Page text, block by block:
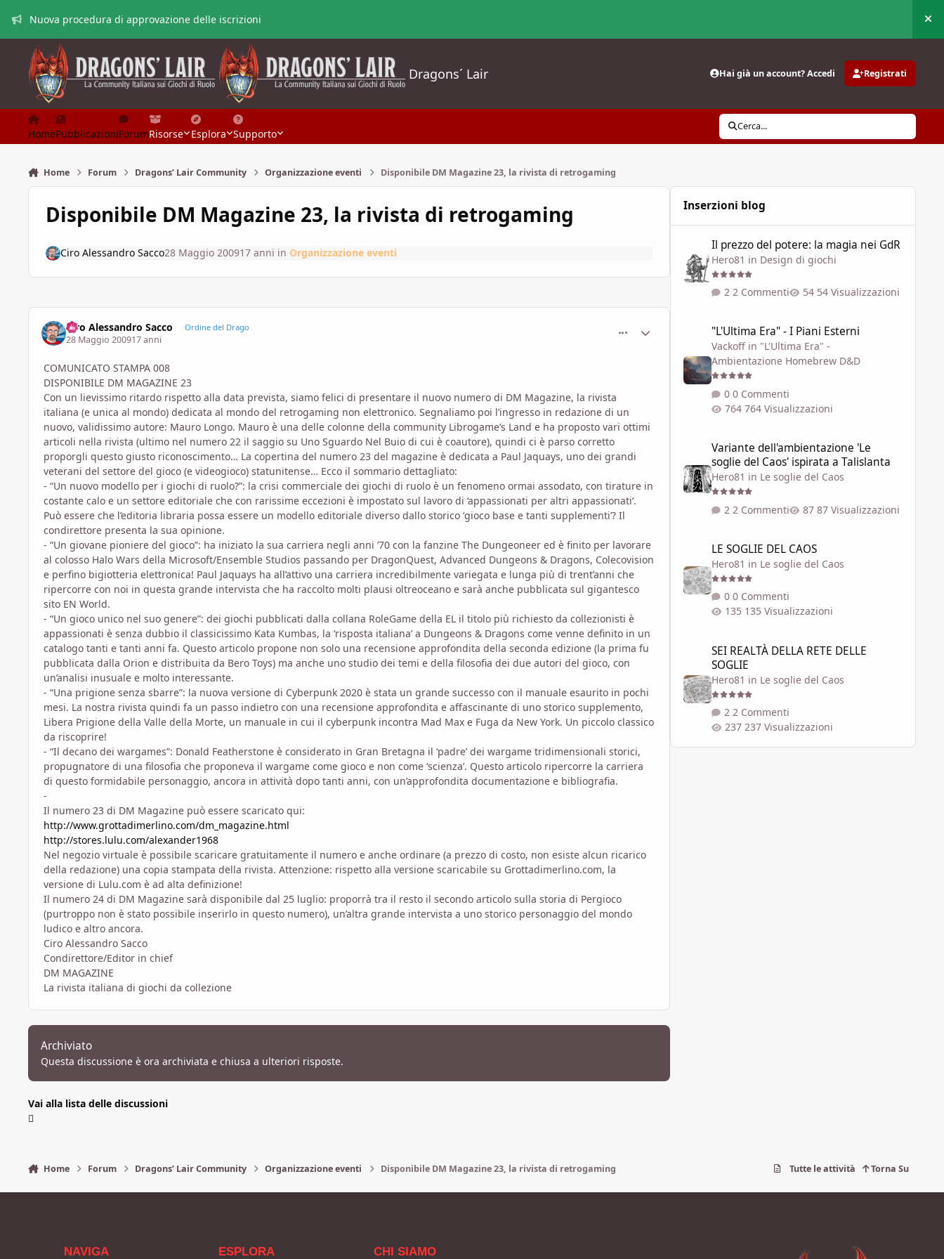
Nuova procedura di approvazione delle iscrizioni
Dragons´ Lair Hai già un account? Accedi Registrati
HomePubblicazioniForumRisorse Esplora Supporto
Cerca...
Home Forum Dragons’ Lair Community Organizzazione eventi Disponibile DM Magazine 23, la rivista di retrogaming
Disponibile DM Magazine 23, la rivista di retrogaming
Ciro Alessandro Sacco28 Maggio 200917 anni in Organizzazione eventi
Ciro Alessandro Sacco Ordine del Drago
28 Maggio 200917 anni
Statistiche Autore
COMUNICATO STAMPA 008
DISPONIBILE DM MAGAZINE 23
Con un lievissimo ritardo rispetto alla data prevista, siamo felici di presentare il nuovo numero di DM Magazine, la rivista
italiana (e unica al mondo) dedicata al mondo del retrogaming non elettronico. Segnaliamo poi l’ingresso in redazione di un
nuovo, validissimo autore: Mauro Longo. Mauro è una delle colonne della community Librogame’s Land e ha proposto vari ottimi
articoli nella rivista (ultimo nel numero 22 il saggio su Uno Sguardo Nel Buio di cui è coautore), quindi ci è parso corretto
proporgli questo giusto riconoscimento… La copertina del numero 23 del magazine è dedicata a Paul Jaquays, uno dei grandi
veterani del settore del gioco (e videogioco) statunitense… Ecco il sommario dettagliato:
- “Un nuovo modello per i giochi di ruolo?”: la crisi commerciale dei giochi di ruolo è un fenomeno ormai assodato, con tirature in
costante calo e un settore editoriale che con rarissime eccezioni è impostato sul lavoro di ‘appassionati per altri appassionati’.
Può essere che l’editoria libraria possa essere un modello editoriale diverso dallo storico ‘gioco base e tanti supplementi’? Il
condirettore presenta la sua opinione.
- “Un giovane pioniere del gioco”: ha iniziato la sua carriera negli anni ’70 con la fanzine The Dungeoneer ed è finito per lavorare
al colosso Halo Wars della Microsoft/Ensemble Studios passando per DragonQuest, Advanced Dungeons & Dragons, Colecovision
e perfino bigiotteria elettronica! Paul Jaquays ha all’attivo una carriera incredibilmente variegata e lunga più di trent’anni che
ripercorre con noi in questa grande intervista che ha raccolto molti plausi oltreoceano e sarà anche pubblicata sul gigantesco
sito EN World.
- “Un gioco unico nel suo genere”: dei giochi pubblicati dalla collana RoleGame della EL il titolo più richiesto da collezionisti è
appassionati è senza dubbio il classicissimo Kata Kumbas, la ‘risposta italiana’ a Dungeons & Dragons come venne definito in un
catalogo tanti e tanti anni fa. Questo articolo propone non solo una recensione approfondita della seconda edizione (la prima fu
pubblicata dalla Orion e distribuita da Bero Toys) ma anche uno studio dei temi e della filosofia dei due autori del gioco, con
un’analisi inusuale e molto interessante.
- “Una prigione senza sbarre”: la nuova versione di Cyberpunk 2020 è stata un grande successo con il manuale esaurito in pochi
mesi. La nostra rivista quindi fa un passo indietro con una recensione approfondita e affascinante di uno storico supplemento,
Libera Prigione della Valle della Morte, un manuale in cui il cyberpunk incontra Mad Max e Fuga da New York. Un piccolo classico
da riscoprire!
- “Il decano dei wargames”: Donald Featherstone è considerato in Gran Bretagna il ‘padre’ dei wargame tridimensionali storici,
propugnatore di una filosofia che proponeva il wargame come gioco e non come ‘scienza’. Questo articolo ripercorre la carriera
di questo formidabile personaggio, ancora in attività dopo tanti anni, con un’approfondita documentazione e bibliografia.
-
Il numero 23 di DM Magazine può essere scaricato qui:
http://www.grottadimerlino.com/dm_magazine.html
http://stores.lulu.com/alexander1968
Nel negozio virtuale è possibile scaricare gratuitamente il numero e anche ordinare (a prezzo di costo, non esiste alcun ricarico
della redazione) una copia stampata della rivista. Attenzione: rispetto alla versione scaricabile su Grottadimerlino.com, la
versione di Lulu.com è ad alta definizione!
Il numero 24 di DM Magazine sarà disponibile dal 25 luglio: proporrà tra il resto il secondo articolo sulla storia di Pergioco
(purtroppo non è stato possibile inserirlo in questo numero), un’altra grande intervista a uno storico personaggio del mondo
ludico e altro ancora.
Ciro Alessandro Sacco
Condirettore/Editor in chief
DM MAGAZINE
La rivista italiana di giochi da collezione
Archiviato
Questa discussione è ora archiviata e chiusa a ulteriori risposte.
Vai alla lista delle discussioni
Inserzioni blog
Il prezzo del potere: la magia nei GdR
Hero81 in Design di giochi
2 Commenti 54 Visualizzazioni
"L'Ultima Era" - I Piani Esterni
Vackoffin "L'Ultima Era" -
Ambientazione Homebrew D&D
0 Commenti
764 Visualizzazioni
Variante dell'ambientazione 'Le
soglie del Caos' ispirata a Talislanta
Hero81 in Le soglie del Caos
2 Commenti 87 Visualizzazioni
LE SOGLIE DEL CAOS
Hero81 in Le soglie del Caos
0 Commenti
135 Visualizzazioni
SEI REALTÀ DELLA RETE DELLE
SOGLIE
Hero81 in Le soglie del Caos
2 Commenti
237 Visualizzazioni
Home Forum Dragons’ Lair Community Organizzazione eventi Disponibile DM Magazine 23, la rivista di retrogaming Tutte le attività Torna Su
NAVIGA ESPLORA CHI SIAMO